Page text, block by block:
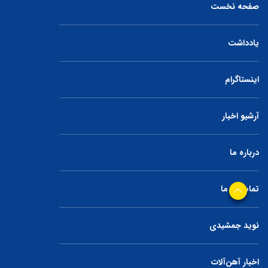
صفحه نخست
یادداشت
اینستاگرام
آرشیو اخبار
درباره ما
تماس با ما
نوید جمشیدی
اخبار آهن‌آلات